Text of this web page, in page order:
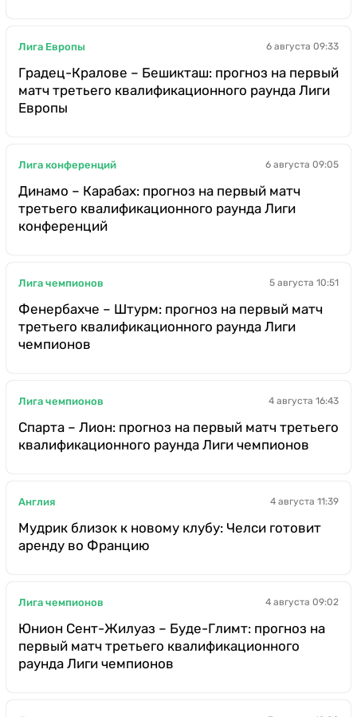
Лига Европы 6 августа 09:33
Градец-Кралове – Бешикташ: прогноз на первый
матч третьего квалификационного раунда Лиги
Европы
Лига конференций 6 августа 09:05
Динамо – Карабах: прогноз на первый матч
третьего квалификационного раунда Лиги
конференций
Лига чемпионов 5 августа 10:51
Фенербахче – Штурм: прогноз на первый матч
третьего квалификационного раунда Лиги
чемпионов
Лига чемпионов 4 августа 16:43
Спарта – Лион: прогноз на первый матч третьего
квалификационного раунда Лиги чемпионов
Англия 4 августа 11:39
Мудрик близок к новому клубу: Челси готовит
аренду во Францию
Лига чемпионов 4 августа 09:02
Юнион Сент-Жилуаз – Буде-Глимт: прогноз на
первый матч третьего квалификационного
раунда Лиги чемпионов